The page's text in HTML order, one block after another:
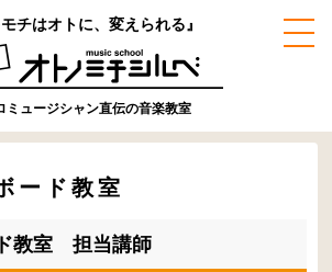
モチはオトに、変えられる』
ミュージシャン直伝の音楽教室
ード教室
教室 担当講師